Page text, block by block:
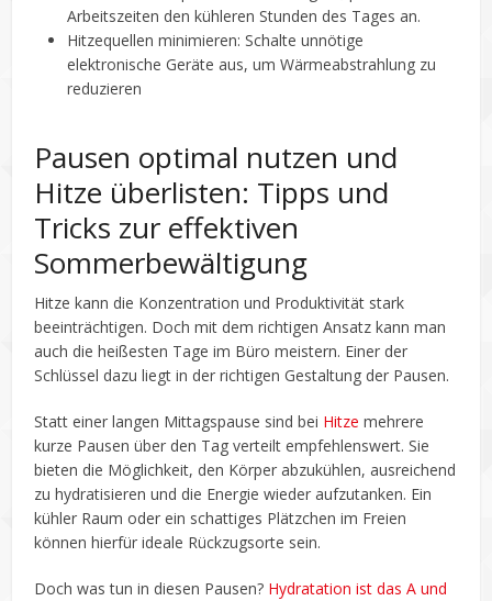
Arbeitszeiten den kühleren Stunden des Tages an.
Hitzequellen minimieren: Schalte unnötige
elektronische Geräte aus, um Wärmeabstrahlung zu
reduzieren
Pausen optimal nutzen und
Hitze überlisten: Tipps und
Tricks zur effektiven
Sommerbewältigung
Hitze kann die Konzentration und Produktivität stark
beeinträchtigen. Doch mit dem richtigen Ansatz kann man
auch die heißesten Tage im Büro meistern. Einer der
Schlüssel dazu liegt in der richtigen Gestaltung der Pausen.
Statt einer langen Mittagspause sind bei Hitze mehrere
kurze Pausen über den Tag verteilt empfehlenswert. Sie
bieten die Möglichkeit, den Körper abzukühlen, ausreichend
zu hydratisieren und die Energie wieder aufzutanken. Ein
kühler Raum oder ein schattiges Plätzchen im Freien
können hierfür ideale Rückzugsorte sein.
Doch was tun in diesen Pausen? Hydratation ist das A und